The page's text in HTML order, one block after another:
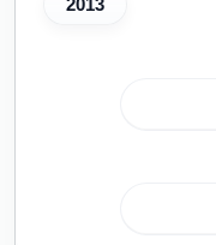
2013